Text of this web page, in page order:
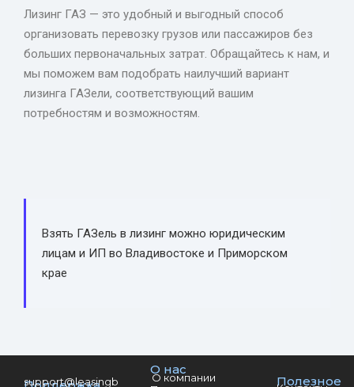
Лизинг ГАЗ — это удобный и выгодный способ
организовать перевозку грузов или пассажиров без
больших первоначальных затрат. Обращайтесь к нам, и
мы поможем вам подобрать наилучший вариант
лизинга ГАЗели, соответствующий вашим
потребностям и возможностям.
Взять ГАЗель в лизинг можно юридическим
лицам и ИП во Владивостоке и Приморском
крае
support@leasingber.ru
О нас
О компании
Полезное